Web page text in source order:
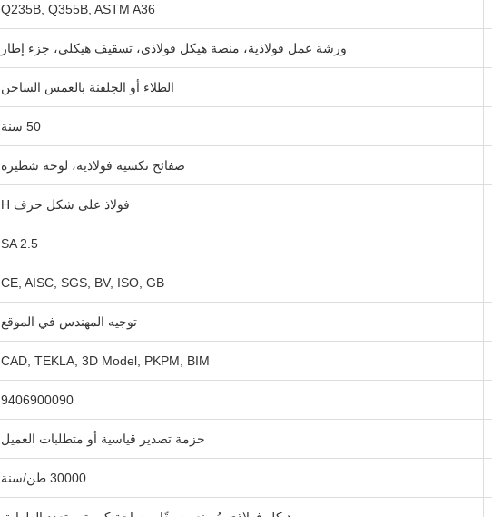
Q235B, Q355B, ASTM A36
ورشة عمل فولاذية، منصة هيكل فولاذي، تسقيف هيكلي، جزء إطار
الطلاء أو الجلفنة بالغمس الساخن
50 سنة
صفائح تكسية فولاذية، لوحة شطيرة
فولاذ على شكل حرف H
SA 2.5
CE, AISC, SGS, BV, ISO, GB
توجيه المهندس في الموقع
CAD, TEKLA, 3D Model, PKPM, BIM
9406900090
حزمة تصدير قياسية أو متطلبات العميل
30000 طن/سنة